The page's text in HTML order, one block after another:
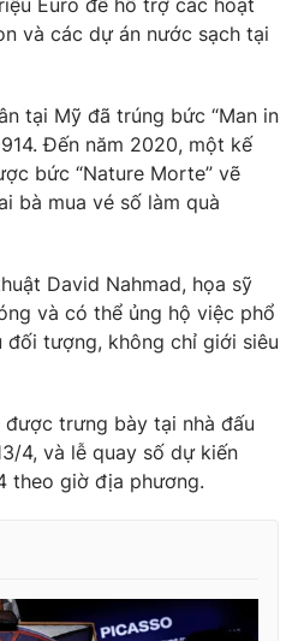
897 897
thức nếu không có sự chấp
VTV.vn khi phát hành lại
và các dự án nước sạch tại
tại Mỹ đã trúng bức “Man in
Đến năm 2020, một kế
bức “Nature Morte” vẽ
bà mua vé số làm quà
David Nahmad, họa sỹ
và có thể ủng hộ việc phổ
đối tượng, không chỉ giới siêu
được trưng bày tại nhà đấu
4, và lễ quay số dự kiến
theo giờ địa phương.